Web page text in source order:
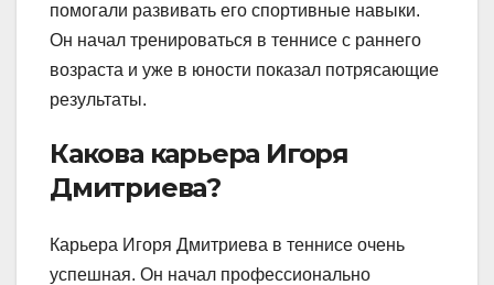
помогали развивать его спортивные навыки.
Он начал тренироваться в теннисе с раннего
возраста и уже в юности показал потрясающие
результаты.
Какова карьера Игоря
Дмитриева?
Карьера Игоря Дмитриева в теннисе очень
успешная. Он начал профессионально